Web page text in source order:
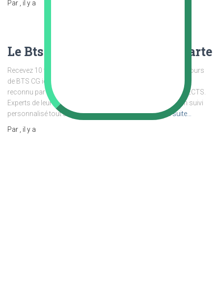
Par
, il y a
Le Bts Cg Lycée Laetitia Bonaparte
Recevez 10 fiches révision ci-dessous puis découvrez les Cours
de BTS CG ici here. Il s’agit d’un diplôme bac+2, de niveau 5,
reconnu par l’état, et qui délivre one hundred twenty crédits ECTS.
Experts de leur domaine, les enseignants vous assurent un suivi
personnalisé tout au lengthy de votre parcours Lire la suite…
Par
, il y a